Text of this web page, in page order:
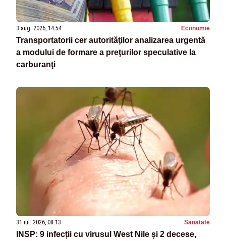
3 aug. 2026, 14:54 Economie
Transportatorii cer autorităţilor analizarea urgentă
a modului de formare a preţurilor speculative la
carburanţi
31 iul. 2026, 08:13 Sanatate
INSP: 9 infecții cu virusul West Nile și 2 decese,